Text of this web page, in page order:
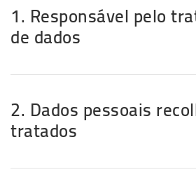
1. Responsável pelo
de dados
2. Dados pessoais
tratados